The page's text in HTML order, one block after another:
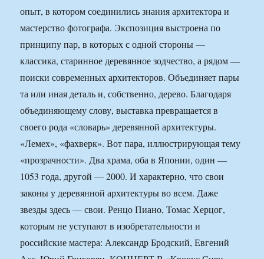
опыт, в котором соединились знания архитектора и
мастерство фотографа. Экспозиция выстроена по
принципу пар, в которых с одной стороны —
классика, старинное деревянное зодчество, а рядом —
поиски современных архитекторов. Объединяет пары
та или иная деталь и, собственно, дерево. Благодаря
объединяющему слову, выставка превращается в
своего рода «словарь» деревянной архитектуры.
«Лемех», «фахверк». Вот пара, иллюстрирующая тему
«прозрачности». Два храма, оба в Японии, один —
1053 года, другой — 2000. И характерно, что свои
законы у деревянной архитектуры во всем. Даже
звезды здесь — свои. Ренцо Пиано, Томас Херцог,
которым не уступают в изобретательности и
российские мастера: Александр Бродский, Евгений